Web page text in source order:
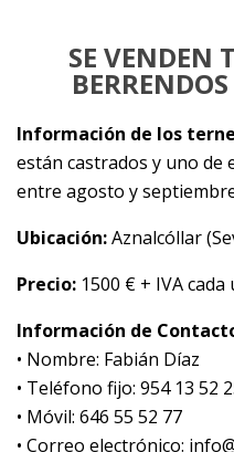
SE VENDEN
Información de los
están castrados y uno de
entre agosto y
Ubicación:Aznalcóllar
Precio: 1500 € + IVA cada
Información de
• Nombre: Fabián Díaz
• Teléfono fijo: 954 13 52
• Móvil: 646 55 52 77
• Correo electrónico: